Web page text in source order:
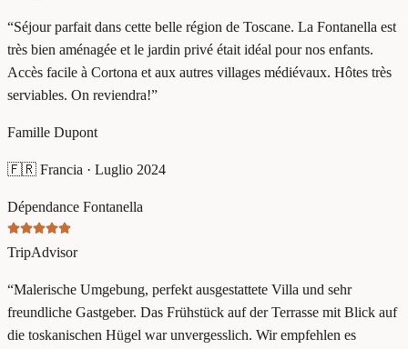
“Séjour parfait dans cette belle région de Toscane. La Fontanella est
très bien aménagée et le jardin privé était idéal pour nos enfants.
Accès facile à Cortona et aux autres villages médiévaux. Hôtes très
serviables. On reviendra!”
Famille Dupont
🇫🇷 Francia · Luglio 2024
Dépendance Fontanella
TripAdvisor
“Malerische Umgebung, perfekt ausgestattete Villa und sehr
freundliche Gastgeber. Das Frühstück auf der Terrasse mit Blick auf
die toskanischen Hügel war unvergesslich. Wir empfehlen es